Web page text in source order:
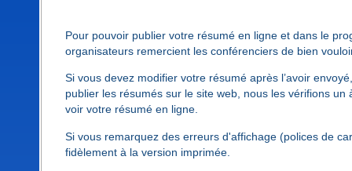
Pour pouvoir publier votre résumé en ligne et dans le
organisateurs remercient les conférenciers de bien
Si vous devez modifier votre résumé après l’avoir
publier les résumés sur le site web, nous les vérifions
voir votre résumé en ligne.
Si vous remarquez des erreurs d'affichage (polices de
fidèlement à la version imprimée.